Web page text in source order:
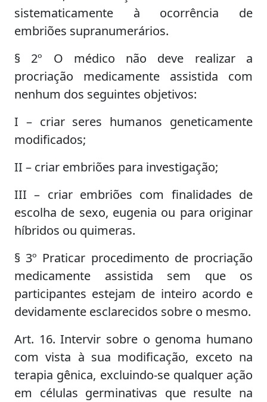
sistematicamente à ocorrência de
embriões supranumerários.
§ 2º O médico não deve realizar a
procriação medicamente assistida com
nenhum dos seguintes objetivos:
I – criar seres humanos geneticamente
modificados;
II – criar embriões para investigação;
III – criar embriões com finalidades de
escolha de sexo, eugenia ou para originar
híbridos ou quimeras.
§ 3º Praticar procedimento de procriação
medicamente assistida sem que os
participantes estejam de inteiro acordo e
devidamente esclarecidos sobre o mesmo.
Art. 16. Intervir sobre o genoma humano
com vista à sua modificação, exceto na
terapia gênica, excluindo-se qualquer ação
em células germinativas que resulte na